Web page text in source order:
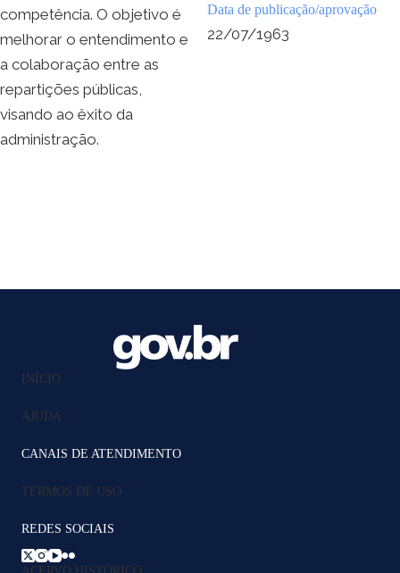
competência. O objetivo é
melhorar o entendimento e
a colaboração entre as
repartições públicas,
visando ao êxito da
administração.
Data de publicação/aprovação
22/07/1963
INÍCIO
AJUDA
CANAIS DE ATENDIMENTO
TERMOS DE USO
REDES SOCIAIS